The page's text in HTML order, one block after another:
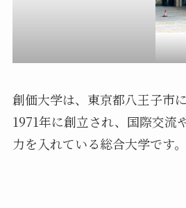
創価大学は、東京都八王子市
1971年に創立され、国際交流
力を入れている総合大学です。